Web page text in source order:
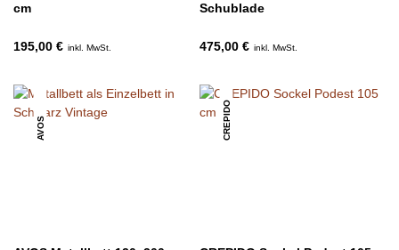
cm
195,00 € inkl. MwSt.
Schublade
475,00 € inkl. MwSt.
AVOS CREPIDO